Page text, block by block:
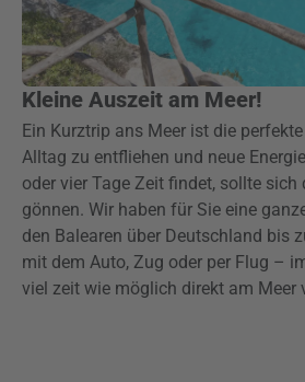
Kleine Auszeit am Meer!
Ein Kurztrip ans Meer ist die
Alltag zu entfliehen und neue
oder vier Tage Zeit findet, sollte
gönnen. Wir haben für Sie eine
den Balearen über Deutschland bis
mit dem Auto, Zug oder per Flug –
viel zeit wie möglich direkt am Meer